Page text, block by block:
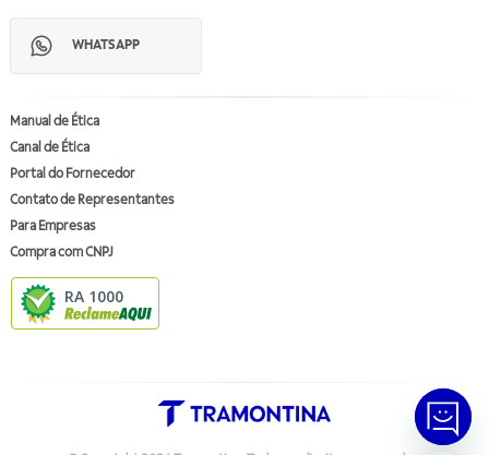
WHATSAPP
Manual de Ética
Canal de Ética
Portal do Fornecedor
Contato de Representantes
Para Empresas
Compra com CNPJ
RA 1000